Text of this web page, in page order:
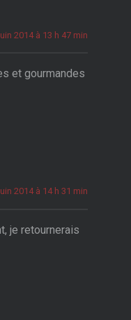
2014 à 13 h 47 min
et gourmandes
2014 à 14 h 31 min
je retournerais